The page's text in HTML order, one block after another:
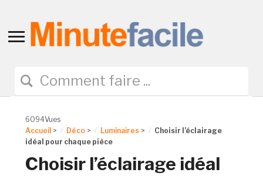
Toggle
navigation
6094Vues
Accueil > Déco > Luminaires >
Choisir l’éclairage
idéal pour chaque pièce
Choisir l’éclairage idéal